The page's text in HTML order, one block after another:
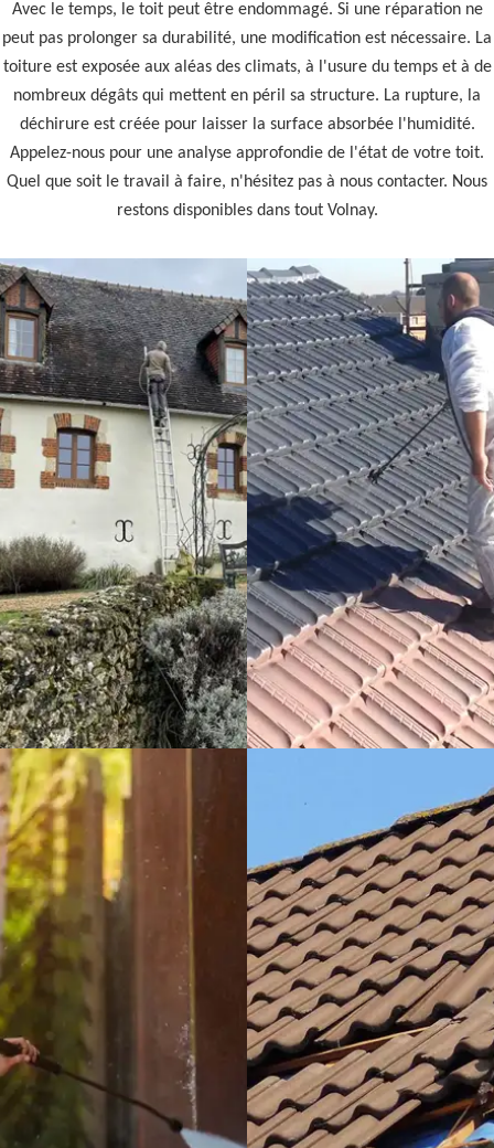
Avec le temps, le toit peut être endommagé. Si une réparation ne
peut pas prolonger sa durabilité, une modification est nécessaire. La
toiture est exposée aux aléas des climats, à l'usure du temps et à de
nombreux dégâts qui mettent en péril sa structure. La rupture, la
déchirure est créée pour laisser la surface absorbée l'humidité.
Appelez-nous pour une analyse approfondie de l'état de votre toit.
Quel que soit le travail à faire, n'hésitez pas à nous contacter. Nous
restons disponibles dans tout Volnay.